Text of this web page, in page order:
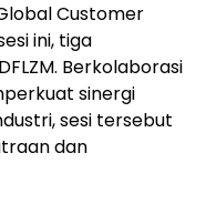
Customer
ini, tiga
Berkolaborasi
sinergi
sesi tersebut
dan